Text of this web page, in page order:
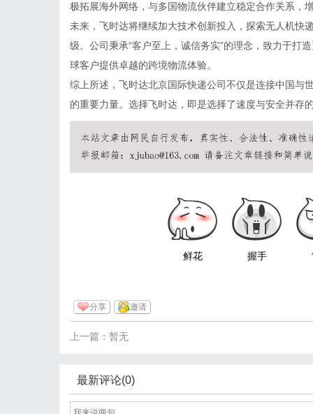
极拓展海外网络，与多国物流伙伴建立稳定合作关系，
未来，飞时达将继续加大技术创新投入，探索无人机快
级。公司秉承“客户至上，诚信务实”的理念，致力于打
球客户提供卓越的跨境物流体验。
综上所述，飞时达北京国际快递公司不仅是连接中国与
的重要力量。选择飞时达，即是选择了速度与安全并存
鲜花 握手
分享 邀请
上一篇：暂无
最新评论(0)